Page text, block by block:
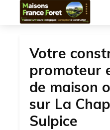
Votre
promoteur
de maison
sur La
Sulpice